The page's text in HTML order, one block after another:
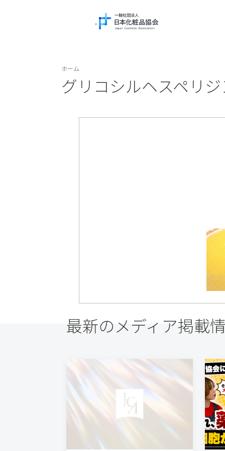
ホーム
グリコシルヘスペリ
最新のメディア掲載